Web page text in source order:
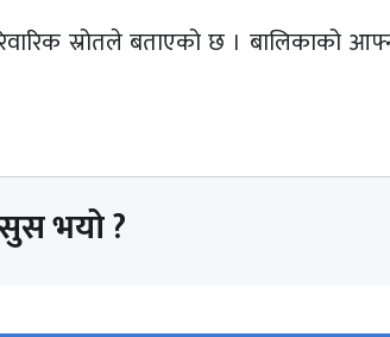
स्रोतले बताएको छ । बालिकाको
भयो ?